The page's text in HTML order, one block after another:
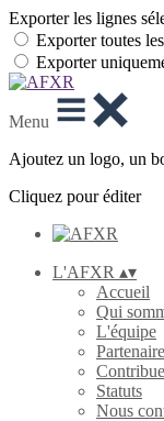
Exporter les lignes
Exporter toutes
Exporter
Menu
Ajoutez un logo, un
Cliquez pour éditer
L'AFXR ▴▾
Accueil
Qui
L'équipe
Statuts
Nous